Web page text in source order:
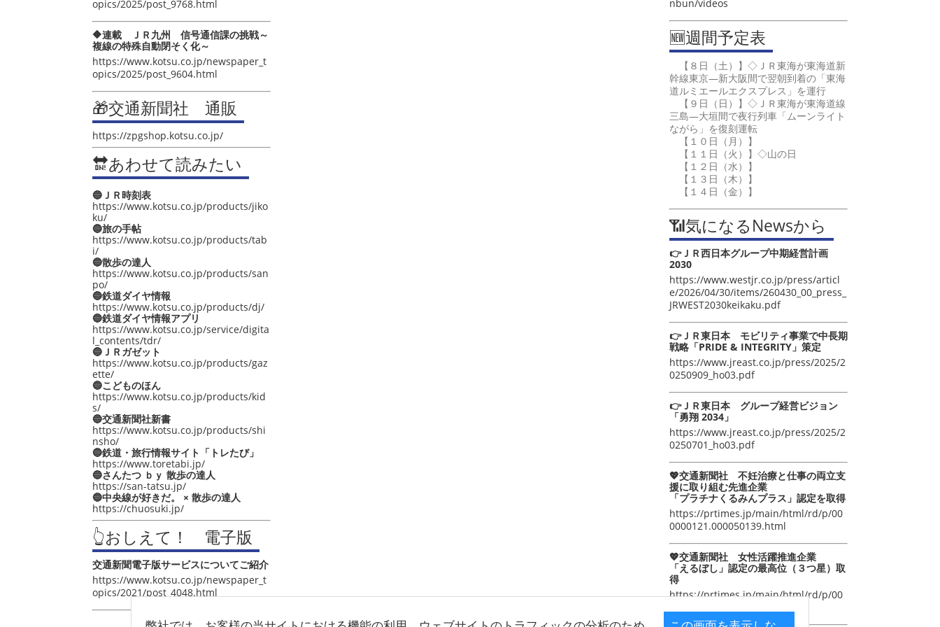
opics/2025/post_9768.html
🔶連載 ＪＲ九州 信号通信課の挑戦～
複線の特殊自動閉そく化～
https://www.kotsu.co.jp/newspaper_t
opics/2025/post_9604.html
🎁交通新聞社 通販
https://zpgshop.kotsu.co.jp/
🔛あわせて読みたい
🔵ＪＲ時刻表
https://www.kotsu.co.jp/products/jiko
ku/
🔵旅の手帖
https://www.kotsu.co.jp/products/tab
i/
🔵散歩の達人
https://www.kotsu.co.jp/products/san
po/
🔵鉄道ダイヤ情報
https://www.kotsu.co.jp/products/dj/
🔵鉄道ダイヤ情報アプリ
https://www.kotsu.co.jp/service/digita
l_contents/tdr/
🔵ＪＲガゼット
https://www.kotsu.co.jp/products/gaz
ette/
🔵こどものほん
https://www.kotsu.co.jp/products/kid
s/
🔵交通新聞社新書
https://www.kotsu.co.jp/products/shi
nsho/
🔵鉄道・旅行情報サイト「トレたび」
https://www.toretabi.jp/
🔵さんたつ ｂｙ 散歩の達人
https://san-tatsu.jp/
🔵中央線が好きだ。 × 散歩の達人
https://chuosuki.jp/
👆おしえて！ 電子版
交通新聞電子版サービスについてご紹介
https://www.kotsu.co.jp/newspaper_t
opics/2021/post_4048.html
nbun/videos
🆕週間予定表
【８日（土）】◇ＪＲ東海が東海道新
幹線東京―新大阪間で翌朝到着の「東海
道ルミエールエクスプレス」を運行
【９日（日）】◇ＪＲ東海が東海道線
三島―大垣間で夜行列車「ムーンライト
ながら」を復刻運転
【１０日（月）】
【１１日（火）】◇山の日
【１２日（水）】
【１３日（木）】
【１４日（金）】
📶気になるNewsから
👉ＪＲ西日本グループ中期経営計画
2030
https://www.westjr.co.jp/press/articl
e/2026/04/30/items/260430_00_press_
JRWEST2030keikaku.pdf
👉ＪＲ東日本 モビリティ事業で中長期
戦略「PRIDE & INTEGRITY」策定
https://www.jreast.co.jp/press/2025/2
0250909_ho03.pdf
👉ＪＲ東日本 グループ経営ビジョン
「勇翔 2034」
https://www.jreast.co.jp/press/2025/2
0250701_ho03.pdf
💖交通新聞社 不妊治療と仕事の両立支
援に取り組む先進企業
「プラチナくるみんプラス」認定を取得
https://prtimes.jp/main/html/rd/p/00
0000121.000050139.html
💖交通新聞社 女性活躍推進企業
「えるぼし」認定の最高位（３つ星）取
得
https://prtimes.jp/main/html/rd/p/00